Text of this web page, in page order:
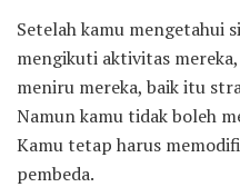
Setelah kamu mengetahui
mengikuti aktivitas
meniru mereka, baik itu
Namun kamu tidak boleh
Kamu tetap harus
pembeda.